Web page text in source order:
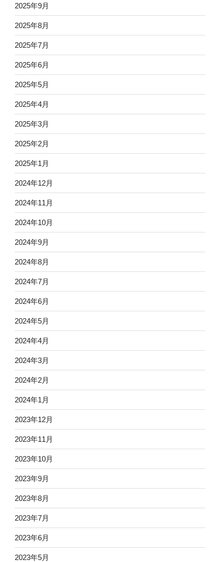
2025年9月
2025年8月
2025年7月
2025年6月
2025年5月
2025年4月
2025年3月
2025年2月
2025年1月
2024年12月
2024年11月
2024年10月
2024年9月
2024年8月
2024年7月
2024年6月
2024年5月
2024年4月
2024年3月
2024年2月
2024年1月
2023年12月
2023年11月
2023年10月
2023年9月
2023年8月
2023年7月
2023年6月
2023年5月